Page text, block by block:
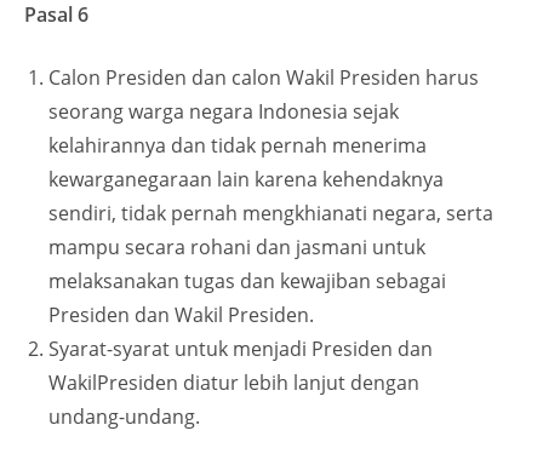
Pasal 6
Calon Presiden dan calon Wakil Presiden harus
seorang warga negara Indonesia sejak
kelahirannya dan tidak pernah menerima
kewarganegaraan lain karena kehendaknya
sendiri, tidak pernah mengkhianati negara, serta
mampu secara rohani dan jasmani untuk
melaksanakan tugas dan kewajiban sebagai
Presiden dan Wakil Presiden.
Syarat-syarat untuk menjadi Presiden dan
WakilPresiden diatur lebih lanjut dengan
undang-undang.